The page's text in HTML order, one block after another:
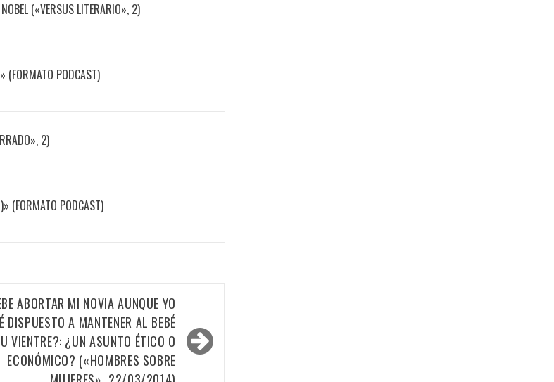
(«VERSUS LITERARIO», 2)
(FORMATO PODCAST)
2)
(FORMATO PODCAST)
ABORTAR MI NOVIA AUNQUE YO
DISPUESTO A MANTENER AL BEBÉ
VIENTRE?: ¿UN ASUNTO ÉTICO O
ECONÓMICO? («HOMBRES SOBRE